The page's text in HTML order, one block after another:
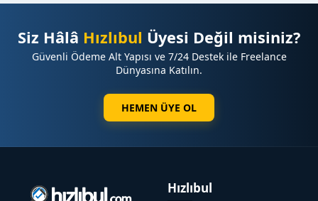
Siz Hâlâ Hızlıbul Üyesi Değil misiniz?
Güvenli Ödeme Alt Yapısı ve 7/24 Destek ile Freelance
Dünyasına Katılın.
HEMEN ÜYE OL
Hızlıbul